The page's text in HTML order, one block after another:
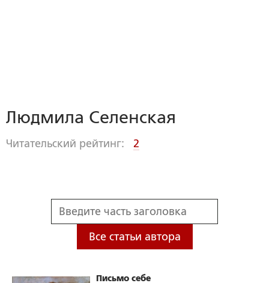
Людмила Селенская
Читательский рейтинг: 2
Все статьи автора
Письмо себе